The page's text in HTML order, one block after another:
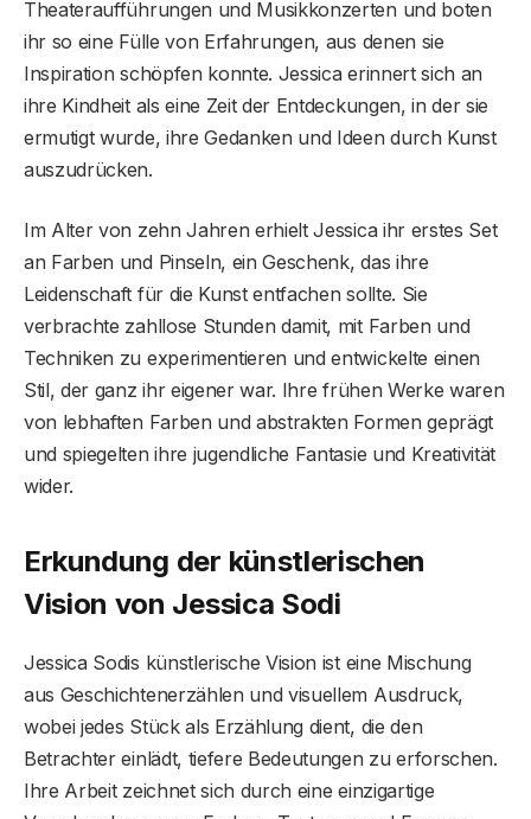
Theateraufführungen und Musikkonzerten und boten
ihr so ​​eine Fülle von Erfahrungen, aus denen sie
Inspiration schöpfen konnte. Jessica erinnert sich an
ihre Kindheit als eine Zeit der Entdeckungen, in der sie
ermutigt wurde, ihre Gedanken und Ideen durch Kunst
auszudrücken.
Im Alter von zehn Jahren erhielt Jessica ihr erstes Set
an Farben und Pinseln, ein Geschenk, das ihre
Leidenschaft für die Kunst entfachen sollte. Sie
verbrachte zahllose Stunden damit, mit Farben und
Techniken zu experimentieren und entwickelte einen
Stil, der ganz ihr eigener war. Ihre frühen Werke waren
von lebhaften Farben und abstrakten Formen geprägt
und spiegelten ihre jugendliche Fantasie und Kreativität
wider.
Erkundung der künstlerischen
Vision von Jessica Sodi
Jessica Sodis künstlerische Vision ist eine Mischung
aus Geschichtenerzählen und visuellem Ausdruck,
wobei jedes Stück als Erzählung dient, die den
Betrachter einlädt, tiefere Bedeutungen zu erforschen.
Ihre Arbeit zeichnet sich durch eine einzigartige